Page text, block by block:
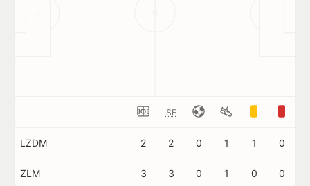
SE
LZDM 2 2 0 1 1 0
ZLM 3 3 0 1 0 0